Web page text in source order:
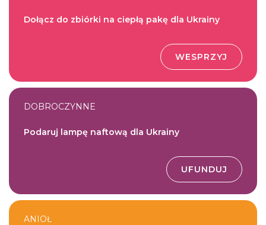
Dołącz do zbiórki na ciepłą pakę dla Ukrainy
WESPRZYJ
DOBROCZYNNE
Podaruj lampę naftową dla Ukrainy
UFUNDUJ
ANIOŁ